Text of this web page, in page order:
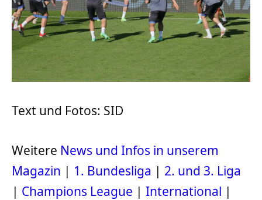
Text und Fotos: SID
Weitere News und Infos in unserem
Magazin | 1. Bundesliga | 2. und 3. Liga
| Champions League | International |